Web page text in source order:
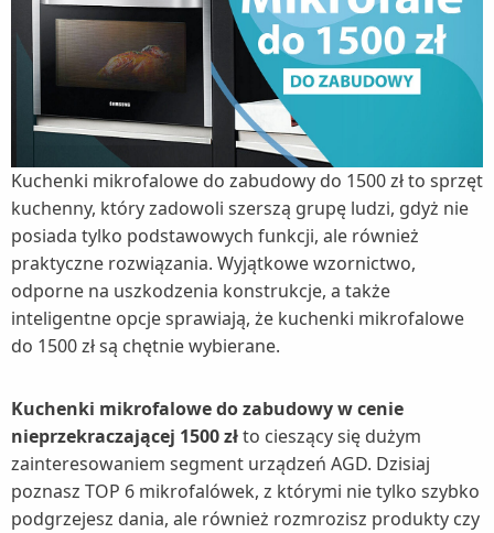
Kuchenki mikrofalowe do zabudowy do 1500 zł to sprzęt
kuchenny, który zadowoli szerszą grupę ludzi, gdyż nie
posiada tylko podstawowych funkcji, ale również
praktyczne rozwiązania. Wyjątkowe wzornictwo,
odporne na uszkodzenia konstrukcje, a także
inteligentne opcje sprawiają, że kuchenki mikrofalowe
do 1500 zł są chętnie wybierane.
Kuchenki mikrofalowe do zabudowy w cenie
nieprzekraczającej 1500 złto cieszący się dużym
zainteresowaniem segment urządzeń AGD. Dzisiaj
poznasz TOP 6 mikrofalówek, z którymi nie tylko szybko
podgrzejesz dania, ale również rozmrozisz produkty czy